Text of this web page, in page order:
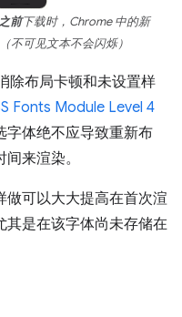
前下载时，Chrome 中的新
不可见文本不会闪烁）
除布局卡顿和未设置样
Fonts Module Level 4
字体绝不应导致重新布
来渲染。
做可以大大提高在首次渲
其是在该字体尚未存储在